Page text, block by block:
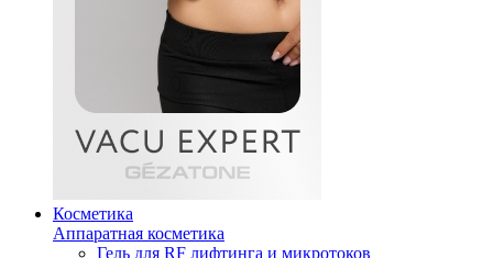
Косметика
Аппаратная косметика
Гель для RF лифтинга и микротоков